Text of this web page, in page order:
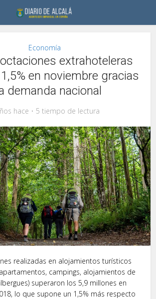
Economía
extrahoteleras
en noviembre gracias
demanda nacional
hace 5 tiempo de lectura
realizadas en alojamientos turísticos
campings, alojamientos de
superaron los 5,9 millones en
lo que supone un 1,5% más respecto